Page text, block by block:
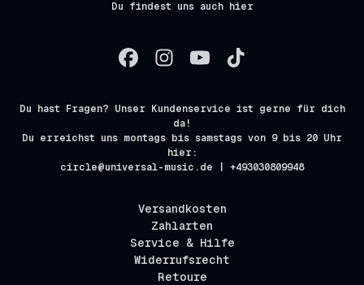
Du findest uns auch hier
Du hast Fragen? Unser Kundenservice ist gerne für dich
da!
Du erreichst uns montags bis samstags von 9 bis 20 Uhr
hier:
circle@universal-music.de | +493030809948
Versandkosten
Zahlarten
Service & Hilfe
Widerrufsrecht
Retoure